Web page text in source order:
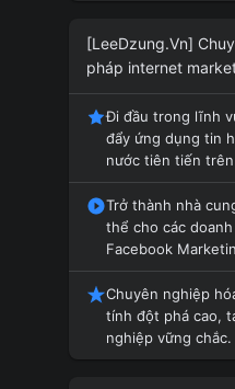
[LeeDzung.Vn]
pháp internet
Đi đầu trong lĩnh
đẩy ứng dụng tin
nước tiên tiến
Trở thành nhà
thể cho các
Facebook
Chuyên nghiệp
tính đột phá cao,
nghiệp vững chắc.